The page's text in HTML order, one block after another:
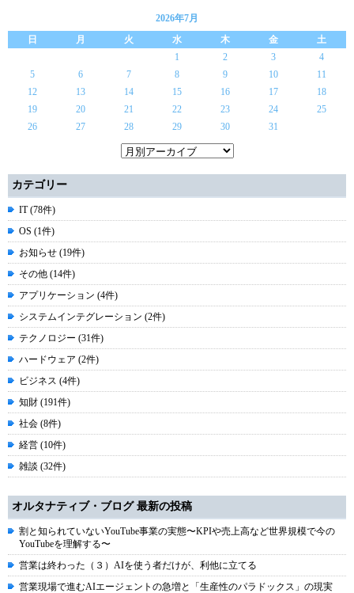
2026年7月
日
月 火 水 木 金
土
1
2 3
4
5
6 7 8 9 10
11
12
13 14 15 16 17
18
19
20 21 22 23 24
25
26
27 28 29 30 31
カテゴリー
IT (78件)
OS (1件)
お知らせ (19件)
その他 (14件)
アプリケーション (4件)
システムインテグレーション (2件)
テクノロジー (31件)
ハードウェア (2件)
ビジネス (4件)
知財 (191件)
社会 (8件)
経営 (10件)
雑談 (32件)
オルタナティブ・ブログ 最新の投稿
割と知られていないYouTube事業の実態〜KPIや売上高など世界規模で今の
YouTubeを理解する〜
営業は終わった（３）AIを使う者だけが、利他に立てる
営業現場で進むAIエージェントの急増と「生産性のパラドックス」の現実